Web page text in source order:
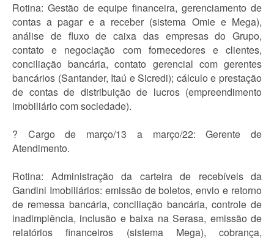
Rotina: Gestão de equipe financeira, gerenciamento de
contas a pagar e a receber (sistema Omie e Mega),
análise de fluxo de caixa das empresas do Grupo,
contato e negociação com fornecedores e clientes,
conciliação bancária, contato gerencial com gerentes
bancários (Santander, Itaú e Sicredi); cálculo e prestação
de contas de distribuição de lucros (empreendimento
imobiliário com sociedade).
? Cargo de março/13 a março/22: Gerente de
Atendimento.
Rotina: Administração da carteira de recebíveis da
Gandini Imobiliários: emissão de boletos, envio e retorno
de remessa bancária, conciliação bancária, controle de
inadimplência, inclusão e baixa na Serasa, emissão de
relatórios financeiros (sistema Mega), cobrança,